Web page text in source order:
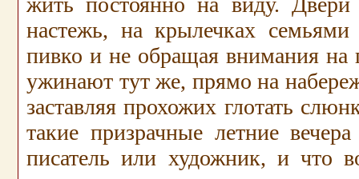
настежь, на крылечках
пивко и не обращая внимания на
ужинают тут же, прямо на
заставляя прохожих глотать
такие призрачные летние
писатель или художник, и что